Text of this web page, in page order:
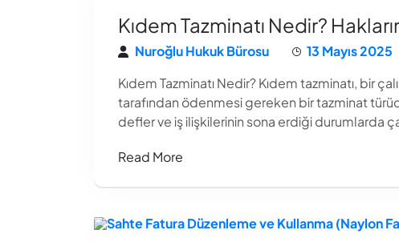
Kıdem Tazminatı Nedir?
Nuroğlu Hukuk Bürosu
13 Mayıs 2025
Kıdem Tazminatı Nedir? Kıdem tazminatı, bir
tarafından ödenmesi gereken bir tazminat
defler ve iş ilişkilerinin sona erdiği durumlarda
Read More